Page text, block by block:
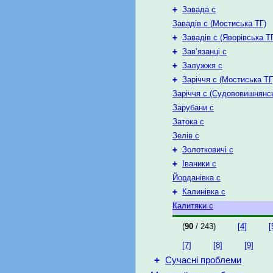
+ Завада с
Завадів с (Мостиська ТГ)
+ Завадів с (Яворівська
+ Зав’язанці с
+ Залужжя с
+ Заріччя с (Мостиська
Заріччя с
Зарубани с
Затока с
Зелів с
+ Золотковичі с
+
Іваники с
Йорданівка с
+
Калинівка с
Калитяки с
(90 / 243) [4]
[7] [8] [9]
+ Сучасні проблеми